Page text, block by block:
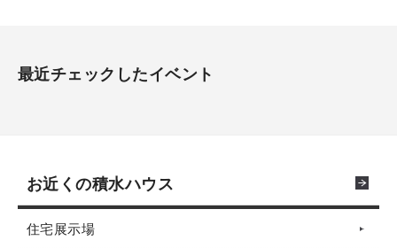
最近チェックしたイベント
お近くの積水ハウス
住宅展示場